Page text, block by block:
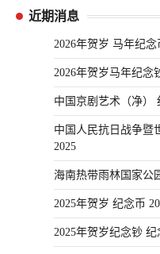
近期消息
2026年贺岁 马年纪
2026年贺岁马年纪念
中国京剧艺术（净）
中国人民抗日战争暨
2025
海南热带雨林国家公
2025年贺岁 纪念币
2025年贺岁纪念钞 纪